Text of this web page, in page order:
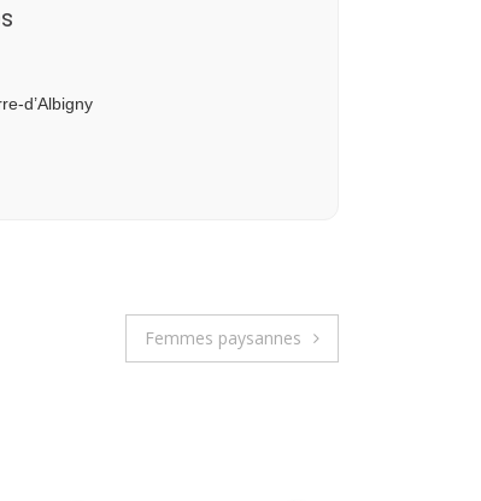
d’Albigny
Femmes paysannes